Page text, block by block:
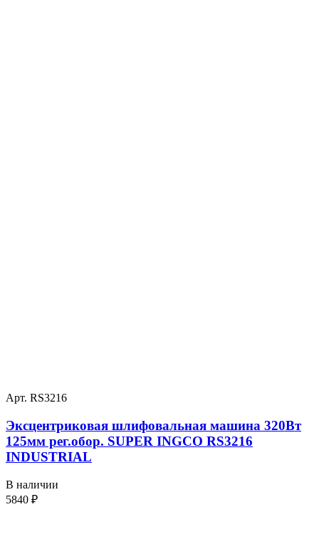
Арт. RS3216
Эксцентриковая шлифовальная машина 320Вт
125мм рег.обор. SUPER INGCO RS3216
INDUSTRIAL
В наличии
5840 ₽